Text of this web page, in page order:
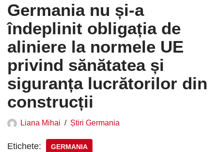
Germania nu și-a
îndeplinit obligația de
aliniere la normele UE
privind sănătatea și
siguranța lucrătorilor din
construcții
Liana Mihai Știri Germania
Etichete: GERMANIA